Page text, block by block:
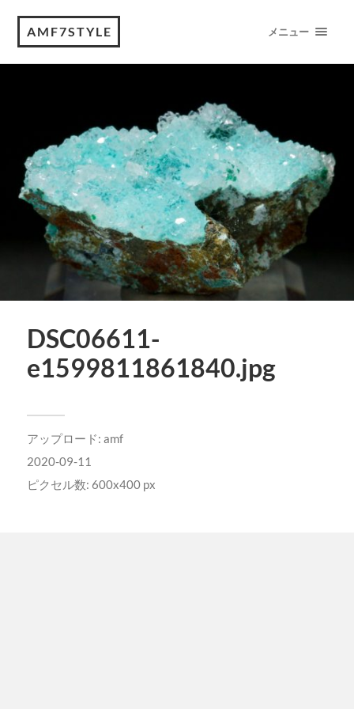
AMF7STYLE メニュー
DSC06611-
e1599811861840.jpg
アップロード: amf
2020-09-11
ピクセル数: 600x400 px